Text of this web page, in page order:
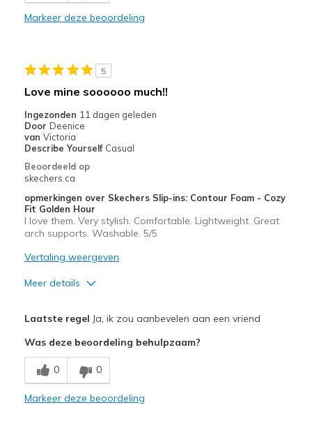
Casual Wear
Travel
Width
Feels true to width
Sizing
Feels full size too big
Markeer deze beoordeling
5
Love mine soooooo much!!
Ingezonden 11 dagen geleden
Door Deenice
van Victoria
Describe Yourself Casual
Beoordeeld op
skechers.ca
opmerkingen over Skechers Slip-ins: Contour Foam - Cozy
Fit Golden Hour
I love them. Very stylish. Comfortable. Lightweight. Great
arch supports. Washable. 5/5
Vertaling weergeven
Meer details
Breathe Well
Comfortable
Laatste regel Ja, ik zou aanbevelen aan een vriend
Was deze beoordeling behulpzaam?
0 0
Markeer deze beoordeling